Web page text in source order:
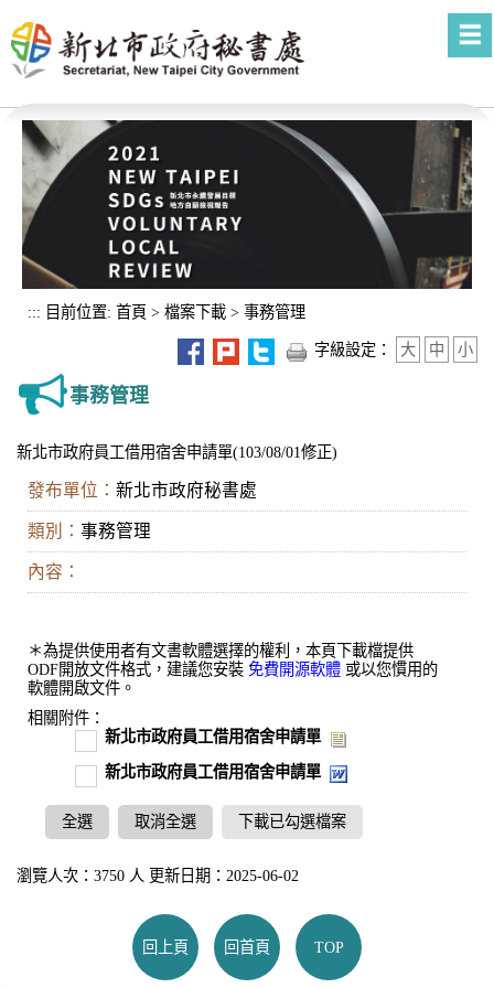
::: 目前位置: 首頁 > 檔案下載 > 事務管理
字級設定： 大 中 小
事務管理
新北市政府員工借用宿舍申請單(103/08/01修正)
發布單位： 新北市政府秘書處
類別： 事務管理
內容：
＊為提供使用者有文書軟體選擇的權利，本頁下載檔提供
ODF開放文件格式，建議您安裝 免費開源軟體 或以您慣用的
軟體開啟文件。
相關附件：
新北市政府員工借用宿舍申請單
新北市政府員工借用宿舍申請單
全選 取消全選 下載已勾選檔案
瀏覽人次：3750 人 更新日期：2025-06-02
回上頁 回首頁 TOP